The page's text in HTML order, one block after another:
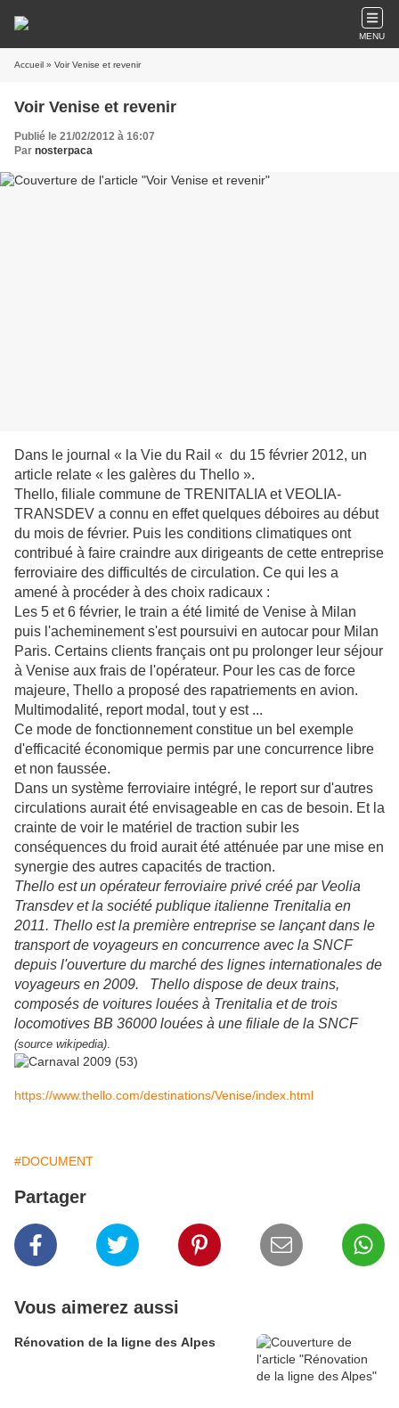
MENU
Accueil » Voir Venise et revenir
Voir Venise et revenir
Publié le 21/02/2012 à 16:07
Par nosterpaca
Dans le journal « la Vie du Rail « du 15 février 2012, un
article relate « les galères du Thello ».
Thello, filiale commune de TRENITALIA et VEOLIA-
TRANSDEV a connu en effet quelques déboires au début
du mois de février. Puis les conditions climatiques ont
contribué à faire craindre aux dirigeants de cette entreprise
ferroviaire des difficultés de circulation. Ce qui les a
amené à procéder à des choix radicaux :
Les 5 et 6 février, le train a été limité de Venise à Milan
puis l'acheminement s'est poursuivi en autocar pour Milan
Paris. Certains clients français ont pu prolonger leur séjour
à Venise aux frais de l'opérateur. Pour les cas de force
majeure, Thello a proposé des rapatriements en avion.
Multimodalité, report modal, tout y est ...
Ce mode de fonctionnement constitue un bel exemple
d'efficacité économique permis par une concurrence libre
et non faussée.
Dans un système ferroviaire intégré, le report sur d'autres
circulations aurait été envisageable en cas de besoin. Et la
crainte de voir le matériel de traction subir les
conséquences du froid aurait été atténuée par une mise en
synergie des autres capacités de traction.
Thello est un opérateur ferroviaire privé créé par Veolia
Transdev et la société publique italienne Trenitalia en
2011. Thello est la première entreprise se lançant dans le
transport de voyageurs en concurrence avec la SNCF
depuis l'ouverture du marché des lignes internationales de
voyageurs en 2009.
Thello dispose de deux trains,
composés de voitures louées à Trenitalia et de trois
locomotives BB 36000 louées à une filiale de la SNCF
(source wikipedia).
https://www.thello.com/destinations/Venise/index.html
#DOCUMENT
Partager
Vous aimerez aussi
Rénovation de la ligne des Alpes